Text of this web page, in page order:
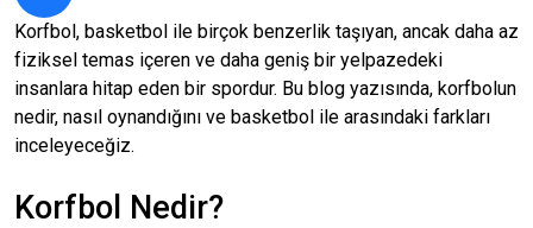
Korfbol, basketbol ile birçok benzerlik taşıyan, ancak daha az
fiziksel temas içeren ve daha geniş bir yelpazedeki
insanlara hitap eden bir spordur. Bu blog yazısında, korfbolun
nedir, nasıl oynandığını ve basketbol ile arasındaki farkları
inceleyeceğiz.
Korfbol Nedir?